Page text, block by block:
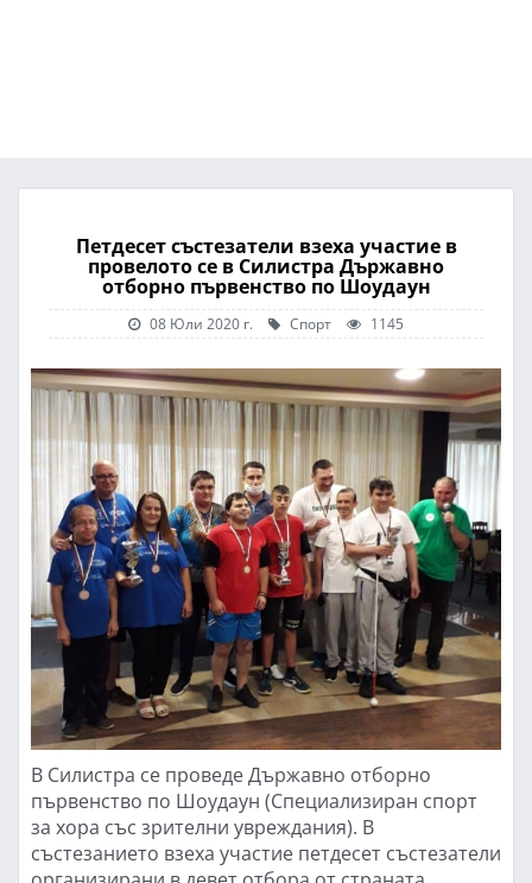
Петдесет състезатели взеха участие в
провелото се в Силистра Държавно
отборно първенство по Шоудаун
08 Юли 2020 г. Спорт 1145
В Силистра се проведе Държавно отборно
първенство по Шоудаун (Специализиран спорт
за хора със зрителни увреждания). В
състезанието взеха участие петдесет състезатели